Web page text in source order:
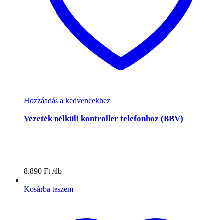
Hozzáadás a kedvencekhez
Vezeték nélküli kontroller telefonhoz (BBV)
8.890 Ft
Kosárba teszem